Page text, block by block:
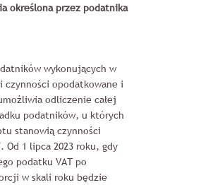
określona przez podatnika
wykonujących w
czynności opodatkowane i
odliczenie całej
podatników, u których
stanowią czynności
Od 1 lipca 2023 roku, gdy
podatku VAT po
w skali roku będzie